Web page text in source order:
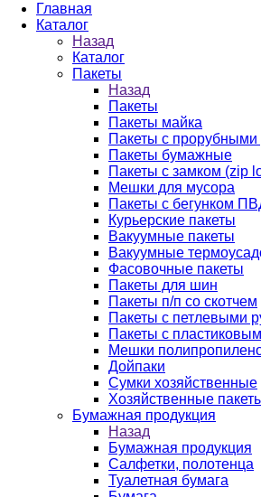
Главная
Каталог
Назад
Каталог
Пакеты
Назад
Пакеты
Пакеты майка
Пакеты с прорубными
Пакеты бумажные
Пакеты с замком (zip
Мешки для мусора
Пакеты с бегунком
Курьерские пакеты
Вакуумные пакеты
Вакуумные
Фасовочные пакеты
Пакеты для шин
Пакеты п/п со скотчем
Пакеты с петлевыми
Пакеты с
Мешки
Дойпаки
Сумки хозяйственные
Хозяйственные
Бумажная продукция
Назад
Бумажная продукция
Салфетки, полотенца
Туалетная бумага